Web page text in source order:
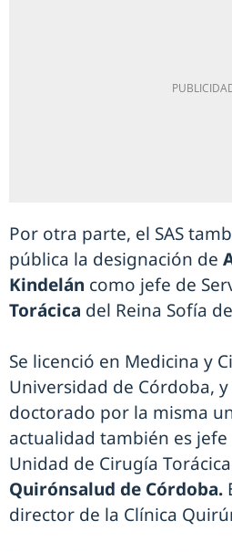
Por otra parte, el SAS
pública la designación de
Kindelán como jefe de
Torácica del Reina Sofía
Se licenció en Medicina y
Universidad de Córdoba,
doctorado por la misma
actualidad también es jefe
Unidad de Cirugía
Quirónsalud de Córdoba.
director de la Clínica